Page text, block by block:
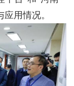
应用情况。